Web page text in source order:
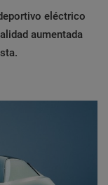
eléctrico
aumentada